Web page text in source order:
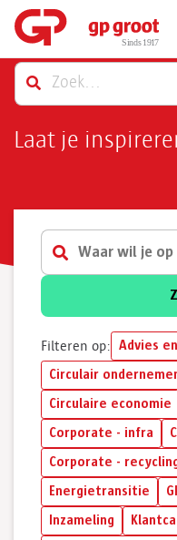
Laat je
Filteren op: Advies
Circulair
Circulaire economie
Corporate - infra
Corporate -
Energietransitie
Inzameling